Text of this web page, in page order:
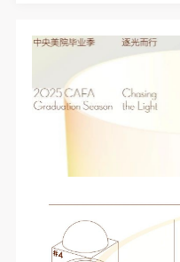
果（如参与工作坊创作
作发表、出版。中央美
它数字媒体形式公开出
源总库》《中央美术学
术馆资料库》等相关资
在中央美术学院中使用
关“章程”规定享受相关
中央美术学院美术馆活
第一条
果（如参与工作坊创作
作发表、出版。中央美
它数字媒体形式公开出
源总库》《中央美术学
术馆资料库》等相关资
在中央美术学院中使用
关“章程”规定享受相关
中央美术学院美术馆活
第一条
果（如参与工作坊创作
作发表、出版。中央美
它数字媒体形式公开出
源总库》《中央美术学
术馆资料库》等相关资
在中央美术学院中使用
关“章程”规定享受相关
中央美术学院美术馆活
第一条